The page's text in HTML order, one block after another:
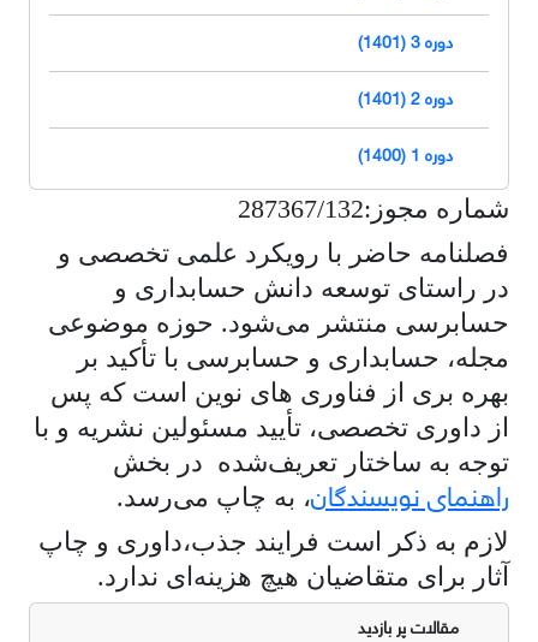
دوره 3 (1401)
دوره 2 (1401)
دوره 1 (1400)
شماره مجوز:287367/132
فصلنامه حاضر با رویکرد علمی تخصصی و
در راستای توسعه دانش حسابداری و
حسابرسی منتشر می‌شود. حوزه موضوعی
مجله، حسابداری و حسابرسی با تأکید بر
بهره بری از فناوری های نوین است که پس
از داوری تخصصی، تأیید مسئولین نشریه و با
توجه به ساختار تعریف‌شده در بخش
راهنمای نویسندگان، به چاپ می‌رسد.
لازم به ذکر است فرایند جذب،داوری و چاپ
آثار برای متقاضیان هیچ هزینه‌ای ندارد.
مقالات پر بازدید